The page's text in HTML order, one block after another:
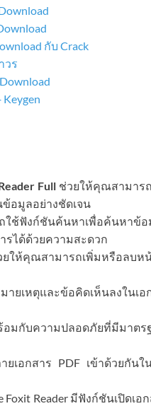
กับ Crack
วร
Keygen
Fullช่วยให้คุณสามารถ
อมูลอย่างชัดเจน
ช้ฟังก์ชันค้นหาเพื่อค้นหาข้อมู
ได้ด้วยความสะดวก
ยให้คุณสามารถเพิ่มหรือลบห
ยเหตุและข้อคิดเห็นลงในเ
มกับความปลอดภัยที่มีมาตร
เอกสาร PDF เข้าด้วยกันใ
Foxit Reader มีฟังก์ชันเปิดเ